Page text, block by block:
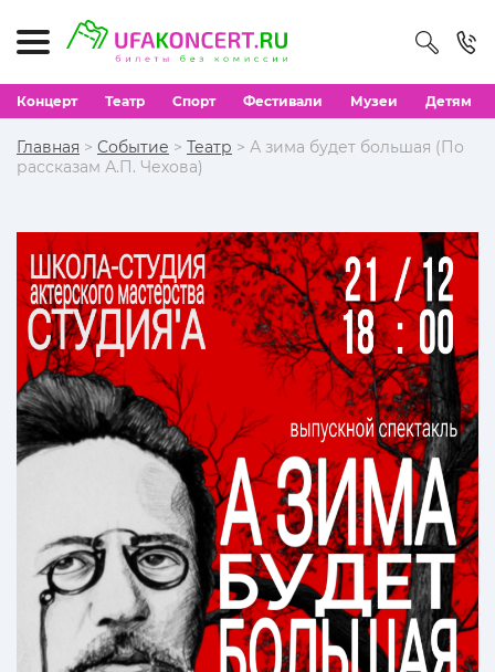
Концерт Театр Спорт Фестивали Музеи Детям
Главная > Событие > Театр > А зима будет большая (По
рассказам А.П. Чехова)